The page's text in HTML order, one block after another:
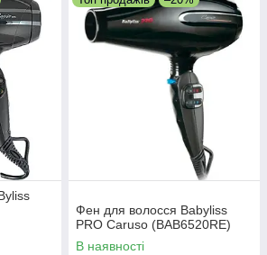
Фен для волосся Babyliss
PRO Caruso (BAB6520RE)
В наявності